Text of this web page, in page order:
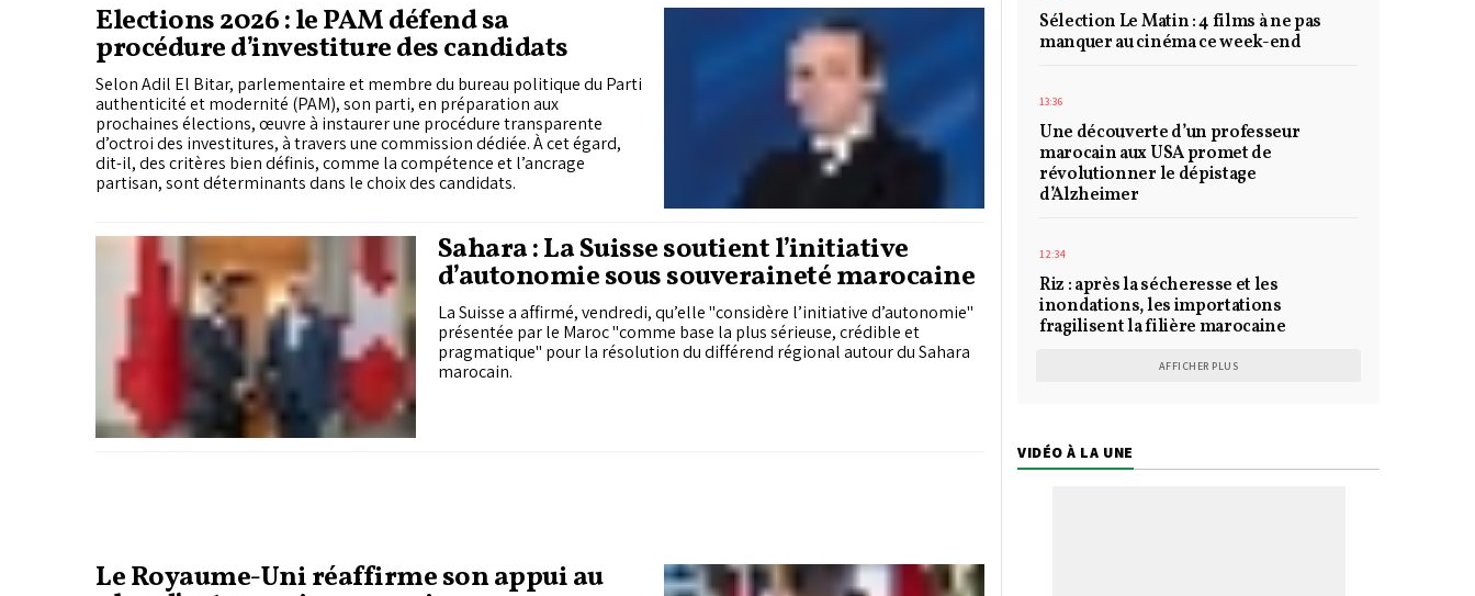
Elections 2026 : le PAM défend sa
procédure d’investiture des candidats
Selon Adil El Bitar, parlementaire et membre du bureau politique du Parti
authenticité et modernité (PAM), son parti, en préparation aux
prochaines élections, œuvre à instaurer une procédure transparente
d’octroi des investitures, à travers une commission dédiée. À cet égard,
dit-il, des critères bien définis, comme la compétence et l’ancrage
partisan, sont déterminants dans le choix des candidats.
Sahara : La Suisse soutient l’initiative
d’autonomie sous souveraineté marocaine
La Suisse a affirmé, vendredi, qu’elle "considère l’initiative d’autonomie"
présentée par le Maroc "comme base la plus sérieuse, crédible et
pragmatique" pour la résolution du différend régional autour du Sahara
marocain.
Le Royaume-Uni réaffirme son appui au
Sélection Le Matin : 4 films à ne pas
manquer au cinéma ce week-end
13:36
Une découverte d’un professeur
marocain aux USA promet de
révolutionner le dépistage
d’Alzheimer
12:34
Riz : après la sécheresse et les
inondations, les importations
fragilisent la filière marocaine
AFFICHER PLUS
VIDÉO À LA UNE